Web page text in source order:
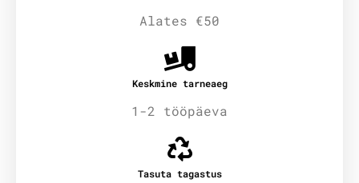
Alates €50
Keskmine tarneaeg
1-2 tööpäeva
Tasuta tagastus